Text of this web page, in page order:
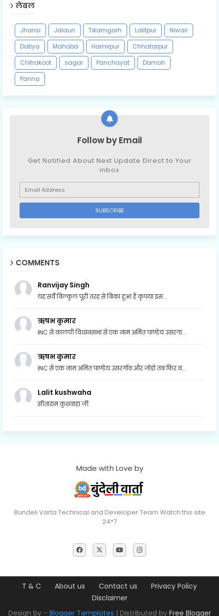
लेबल
Jhansi Jalaun Tikamgarh Lalitpur
Niwari
Datiya
Mahoba Hamirpur
Chhatarpur
Chitrakoot
sagar Panchayat
Damoh
Panna
Follow by Email
Get Notified About Next Update Direct to Your
inbox
COMMENTS
Ranvijay Singh
यह सर्वे बिल्कुल पूरी तरह से बिका हुआ है कृपया इस...
ऋषभ कुमार
INC से कालपी विधानसभा से एक नाम अमित पाण्डेय उसरगा...
ऋषभ कुमार
INC से एक नाम अमित पाण्डेय उसरगॉव और जोड़ो तब फिर व...
Lalit kushwaha
सीताराम कुशवाहा जी
Made with Love by
Bundeli Varta Technical and Developer Team Watch this site
24*7
T & C About us Contact us
Privacy Policy
Disclaimer
Design by - Blogger Templates | Distributed by Free Blogger